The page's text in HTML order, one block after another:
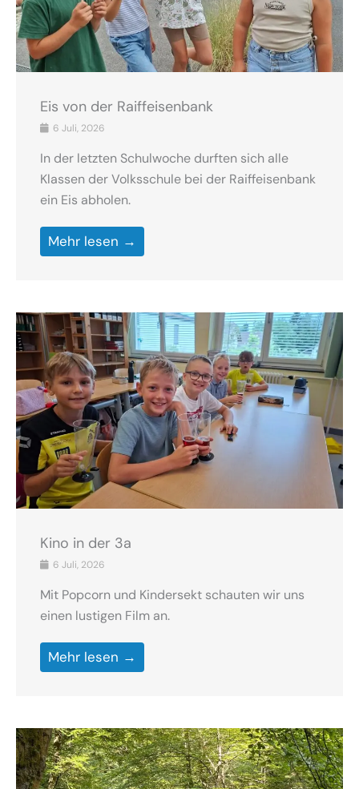
Eis von der Raiffeisenbank
6 Juli, 2026
In der letzten Schulwoche durften sich alle
Klassen der Volksschule bei der Raiffeisenbank
ein Eis abholen.
Mehr lesen →
Kino in der 3a
6 Juli, 2026
Mit Popcorn und Kindersekt schauten wir uns
einen lustigen Film an.
Mehr lesen →